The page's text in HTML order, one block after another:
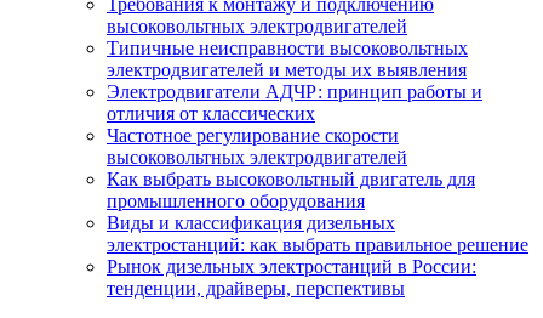
Требования к монтажу и подключению
высоковольтных электродвигателей
Типичные неисправности высоковольтных
электродвигателей и методы их выявления
Электродвигатели АДЧР: принцип работы и
отличия от классических
Частотное регулирование скорости
высоковольтных электродвигателей
Как выбрать высоковольтный двигатель для
промышленного оборудования
Виды и классификация дизельных
электростанций: как выбрать правильное решение
Рынок дизельных электростанций в России:
тенденции, драйверы, перспективы